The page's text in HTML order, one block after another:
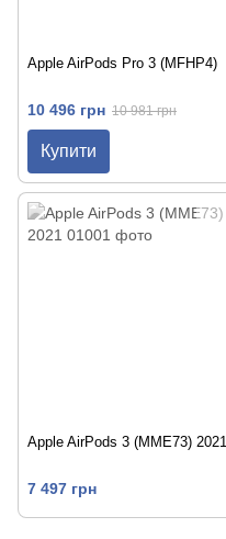
Apple AirPods Pro 3 (MFHP4)
10 496 грн 10 981 грн
Купити
Apple AirPods 3 (MME73) 2021
7 497 грн